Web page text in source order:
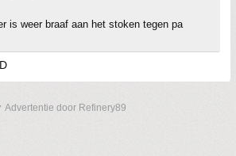
is weer braaf aan het stoken tegen pa
Advertentie door Refinery89